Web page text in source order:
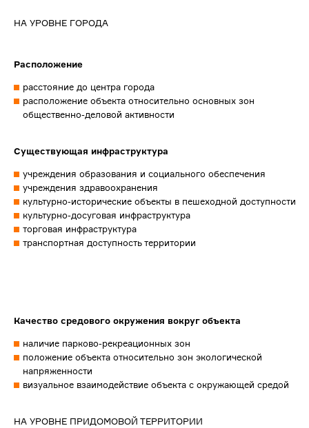
НА УРОВНЕ ГОРОДА
Расположение
расстояние до центра города
расположение объекта относительно основных зон
общественно-деловой активности
Существующая инфраструктура
учреждения образования и социального обеспечения
учреждения здравоохранения
культурно-исторические объекты в пешеходной доступности
культурно-досуговая инфраструктура
торговая инфраструктура
транспортная доступность территории
Качество средового окружения вокруг объекта
наличие парково-рекреационных зон
положение объекта относительно зон экологической
напряженности
визуальное взаимодействие объекта с окружающей средой
НА УРОВНЕ ПРИДОМОВОЙ ТЕРРИТОРИИ